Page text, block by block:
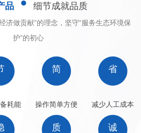
304120-
35150-
352100-
40180-
404320-6409DN400*31007000
品 细节成就品质
济做贡献”的理念，坚守“服务生态环境保
护”的初心
耗能
简
操作简单方便
省
减少人工成本
质 诚